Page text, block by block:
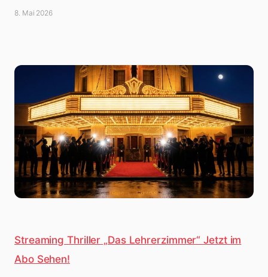
8. Mai 2026
Streaming Thriller „Das Lehrerzimmer“ Jetzt im
Abo Sehen!